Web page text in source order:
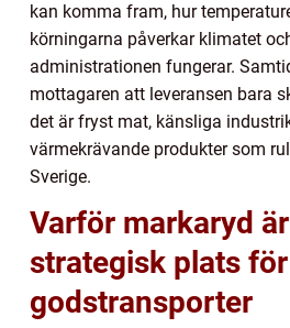
kan komma fram, hur
körningarna påverkar klimatet
administrationen fungerar.
mottagaren att leveransen bara
det är fryst mat, känsliga
värmekrävande produkter som
Sverige.
Varför markaryd
strategisk plats för
godstransporter